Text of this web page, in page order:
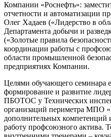
Компании «Роснефть»:
отчетности и автоматизации
Олег Хадаев («Лидерство в
Департамента добычи и
(«Золотые правила
координации работы с
области промышленной
предприятиях Компании.
Целями обучающего семинара
формирование и развитие
ПБОТОС у Технических
организаций периметра МПО
дополнительных компетенций
работу профсоюзного актива.